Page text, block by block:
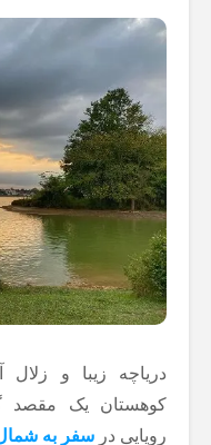
دریاچه زیبا و
کوهستان یک مقصد
رویایی در سفر به